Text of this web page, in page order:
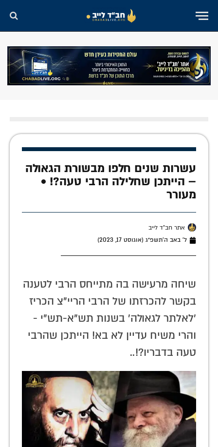
עשרות שנים חלפו מבשורת הגאולה
– הייתכן שחלילה הרבי טעה?! •
מעורר
אתר חב"ד לייב
ל׳ באב ה׳תשפ״ג (אוגוסט 17, 2023)
שיחה מרעישה בה מתייחס הרבי לטענה
בקשר להכרזתו של הרבי הריי"צ הכריז
'לאלתר לגאולה' בשנות תש"א-תש"י -
והרי משיח עדיין לא בא! הייתכן שהרבי
טעה בדבריו?!..